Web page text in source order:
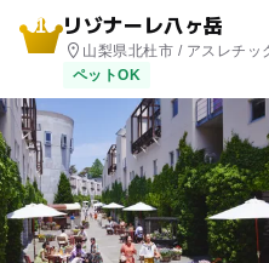
1 リゾナーレ八ヶ岳
山梨県北杜市 / アスレチッ
ン・カフェ, ショッピング
ペットOK